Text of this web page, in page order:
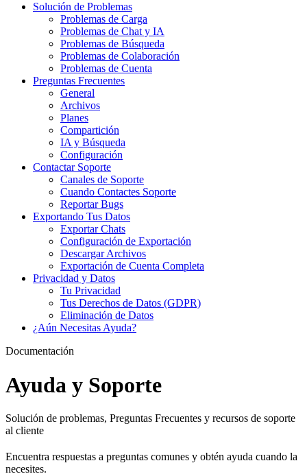
Solución de Problemas
Problemas de Carga
Problemas de Chat y IA
Problemas de Búsqueda
Problemas de Colaboración
Problemas de Cuenta
Preguntas Frecuentes
General
Archivos
Planes
Compartición
IA y Búsqueda
Configuración
Contactar Soporte
Canales de Soporte
Cuando Contactes Soporte
Reportar Bugs
Exportando Tus Datos
Exportar Chats
Configuración de Exportación
Descargar Archivos
Exportación de Cuenta Completa
Privacidad y Datos
Tu Privacidad
Tus Derechos de Datos (GDPR)
Eliminación de Datos
¿Aún Necesitas Ayuda?
Documentación
Ayuda y Soporte
Solución de problemas, Preguntas Frecuentes y recursos de soporte
al cliente
Encuentra respuestas a preguntas comunes y obtén ayuda cuando la
necesites.